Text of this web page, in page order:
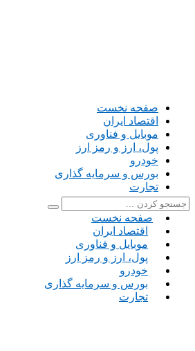
صفحه نخست
اقتصاد ایران
موبایل و فناوری
پول، ارز و رمز ارز
خودرو
بورس و سرمایه گذاری
تجارت
صفحه نخست
اقتصاد ایران
موبایل و فناوری
پول، ارز و رمز ارز
خودرو
بورس و سرمایه گذاری
تجارت